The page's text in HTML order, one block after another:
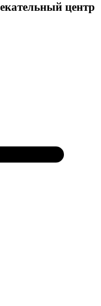
центр